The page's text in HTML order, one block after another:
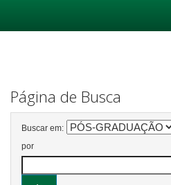
Página de Busca
Buscar em:
por